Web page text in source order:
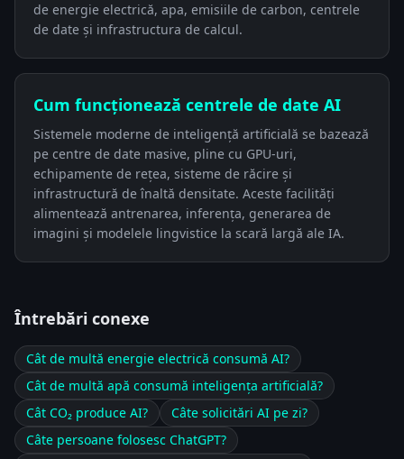
de energie electrică, apa, emisiile de carbon, centrele
de date și infrastructura de calcul.
Cum funcționează centrele de date AI
Sistemele moderne de inteligență artificială se bazează
pe centre de date masive, pline cu GPU-uri,
echipamente de rețea, sisteme de răcire și
infrastructură de înaltă densitate. Aceste facilități
alimentează antrenarea, inferența, generarea de
imagini și modelele lingvistice la scară largă ale IA.
Întrebări conexe
Cât de multă energie electrică consumă AI?
Cât de multă apă consumă inteligența artificială?
Cât CO₂ produce AI?
Câte solicitări AI pe zi?
Câte persoane folosesc ChatGPT?